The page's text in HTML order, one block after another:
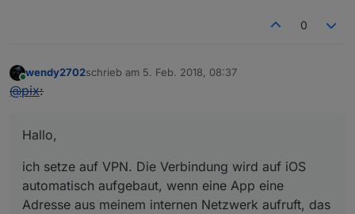
0
Online
wendy2702schrieb am 5. Feb. 2018, 08:37
zuletzt editiert von
@pix:
Hallo,
ich setze auf VPN. Die Verbindung wird auf iOS
automatisch aufgebaut, wenn eine App eine
Adresse aus meinem internen Netzwerk aufruft, das